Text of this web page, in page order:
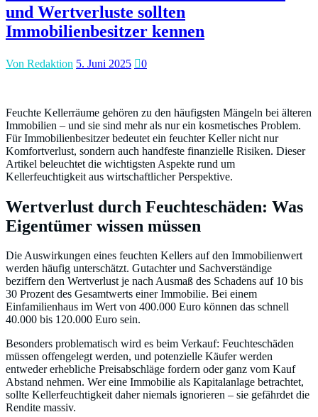
und Wertverluste sollten
Immobilienbesitzer kennen
Von Redaktion 5. Juni 2025 0
Feuchte Kellerräume gehören zu den häufigsten Mängeln bei älteren
Immobilien – und sie sind mehr als nur ein kosmetisches Problem.
Für Immobilienbesitzer bedeutet ein feuchter Keller nicht nur
Komfortverlust, sondern auch handfeste finanzielle Risiken. Dieser
Artikel beleuchtet die wichtigsten Aspekte rund um
Kellerfeuchtigkeit aus wirtschaftlicher Perspektive.
Wertverlust durch Feuchteschäden: Was
Eigentümer wissen müssen
Die Auswirkungen eines feuchten Kellers auf den Immobilienwert
werden häufig unterschätzt. Gutachter und Sachverständige
beziffern den Wertverlust je nach Ausmaß des Schadens auf 10 bis
30 Prozent des Gesamtwerts einer Immobilie. Bei einem
Einfamilienhaus im Wert von 400.000 Euro können das schnell
40.000 bis 120.000 Euro sein.
Besonders problematisch wird es beim Verkauf: Feuchteschäden
müssen offengelegt werden, und potenzielle Käufer werden
entweder erhebliche Preisabschläge fordern oder ganz vom Kauf
Abstand nehmen. Wer eine Immobilie als Kapitalanlage betrachtet,
sollte Kellerfeuchtigkeit daher niemals ignorieren – sie gefährdet die
Rendite massiv.